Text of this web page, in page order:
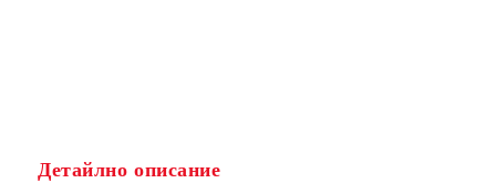
Детайлно описание